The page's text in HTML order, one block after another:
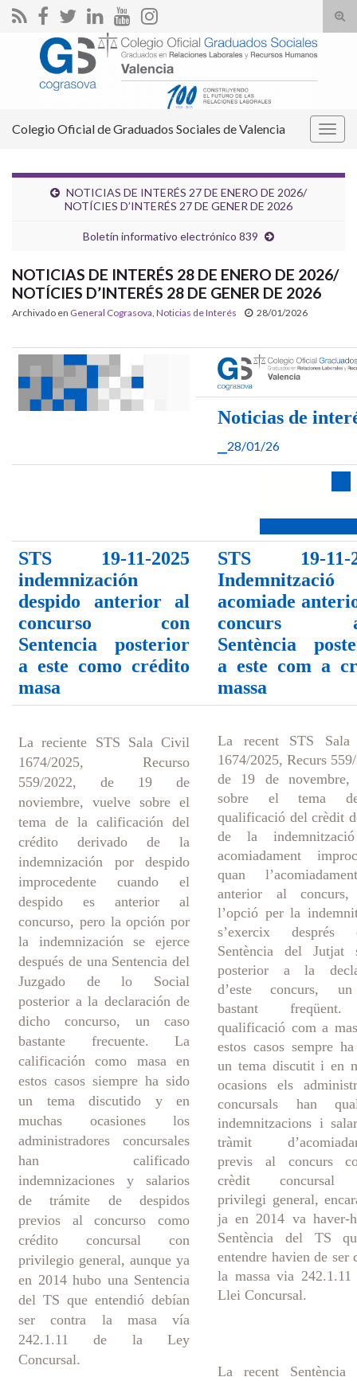
el
Search for:
Colegio Oficial de Graduados Sociales de Valencia
NOTICIAS DE INTERÉS 27 DE ENERO DE 2026/
NOTÍCIES D’INTERÉS 27 DE GENER DE 2026
Boletín informativo electrónico 839
NOTICIAS DE INTERÉS 28 DE ENERO DE 2026/
NOTÍCIES D’INTERÉS 28 DE GENER DE 2026
Archivado en General Cograsova Noticias de Interés 28/01/2026
Noticias de
28/01/26
STS 19-11-2025
indemnización
despido anterior al
concurso con
Sentencia posterior
a este como crédito
masa
STS 19-11-
Indemnització
acomiade
concurs
Sentència
a este com a
massa
La reciente STS Sala Civil
1674/2025, Recurso
559/2022, de 19 de
noviembre, vuelve sobre el
tema de la calificación del
crédito derivado de la
indemnización por despido
improcedente cuando el
despido es anterior al
concurso, pero la opción por
la indemnización se ejerce
después de una Sentencia del
Juzgado de lo Social
posterior a la declaración de
dicho concurso, un caso
bastante frecuente. La
calificación como masa en
estos casos siempre ha sido
un tema discutido y en
muchas ocasiones los
administradores concursales
han calificado
indemnizaciones y salarios
de trámite de despidos
previos al concurso como
crédito concursal con
privilegio general, aunque ya
en 2014 hubo una Sentencia
del TS que entendió debían
ser contra la masa vía
242.1.11 de la Ley
Concursal.
La recent STS
1674/2025, Recurs
de 19 de novembre,
sobre el tema
qualificació del crèdit
de la
acomiadament
quan
anterior al concurs,
l’opció per la
s’exercix després
Sentència del Jutjat
posterior a la
d’este concurs,
bastant
qualificació com a
estos casos sempre
un tema discutit i en
ocasions els
concursals han
indemnitzacions i
tràmit
previs al concurs
crèdit concursal
privilegi general,
ja en 2014 va haver-
Sentència del TS
entendre havien de ser
la massa via
Llei Concursal.
La recent Sentència